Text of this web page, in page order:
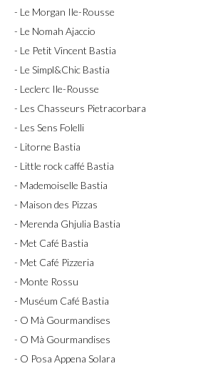
- Le Morgan Ile-Rousse
- Le Nomah Ajaccio
- Le Petit Vincent Bastia
- Le Simpl&Chic Bastia
- Leclerc Ile-Rousse
- Les Chasseurs Pietracorbara
- Les Sens Folelli
- Litorne Bastia
- Little rock caffé Bastia
- Mademoiselle Bastia
- Maison des Pizzas
- Merenda Ghjulia Bastia
- Met Café Bastia
- Met Café Pizzeria
- Monte Rossu
- Muséum Café Bastia
- O Mà Gourmandises
- O Mà Gourmandises
- O Posa Appena Solara